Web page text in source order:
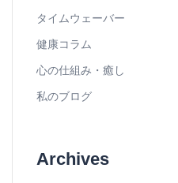
タイムウェーバー
健康コラム
心の仕組み・癒し
私のブログ
Archives